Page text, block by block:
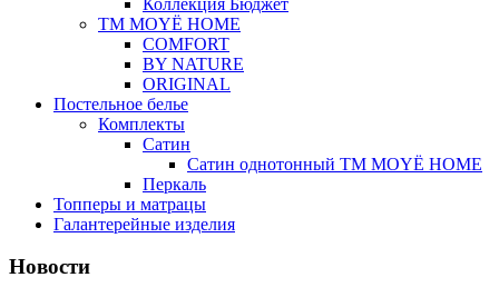
ТМ MOYЁ HOME
COMFORT
BY NATURE
ORIGINAL
Постельное белье
Комплекты
Сатин
Сатин однотонный ТМ MOYЁ HOME
Перкаль
Топперы и матрацы
Галантерейные изделия
Новости